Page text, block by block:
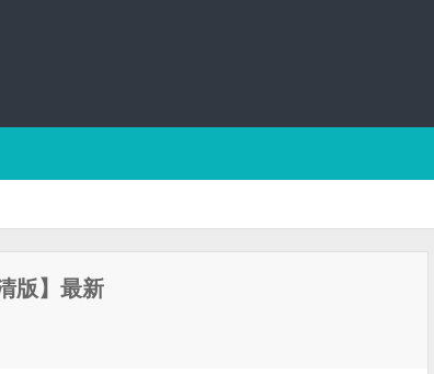
版】最新